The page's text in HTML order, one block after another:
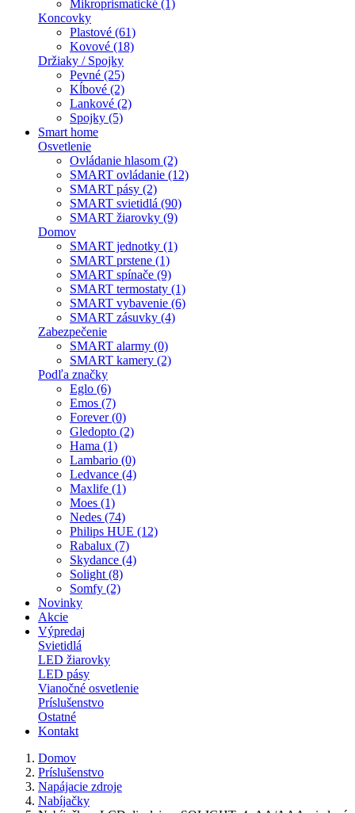
Mikroprismatické (1)
Koncovky
Plastové (61)
Kovové (18)
Držiaky / Spojky
Pevné (25)
Kĺbové (2)
Lankové (2)
Spojky (5)
Smart home
Osvetlenie
Ovládanie hlasom (2)
SMART ovládanie (12)
SMART pásy (2)
SMART svietidlá (90)
SMART žiarovky (9)
Domov
SMART jednotky (1)
SMART prstene (1)
SMART spínače (9)
SMART termostaty (1)
SMART vybavenie (6)
SMART zásuvky (4)
Zabezpečenie
SMART alarmy (0)
SMART kamery (2)
Podľa značky
Eglo (6)
Emos (7)
Forever (0)
Gledopto (2)
Hama (1)
Lambario (0)
Ledvance (4)
Maxlife (1)
Moes (1)
Nedes (74)
Philips HUE (12)
Rabalux (7)
Skydance (4)
Solight (8)
Somfy (2)
Novinky
Akcie
Výpredaj
Svietidlá
LED žiarovky
LED pásy
Vianočné osvetlenie
Príslušenstvo
Ostatné
Kontakt
Domov
Príslušenstvo
Napájacie zdroje
Nabíjačky